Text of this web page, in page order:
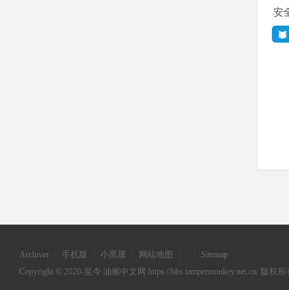
安
Archiver 手机版 小黑屋 网站地图
Sitemap
Copyright © 2020-至今 油猴中文网 https://bbs.tampermonkey.net.cn/ 版权